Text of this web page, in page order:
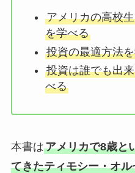
アメリカの高校
を学べる
投資の最適方法
投資は誰でも出
べる
本書はアメリカで8歳と
てきたティモシー・オ